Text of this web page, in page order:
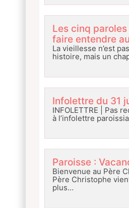
Les cinq
faire entendre
La vieillesse n’est
histoire, mais un
Infolettre du 31
INFOLETTRE | Pas
à l’infolettre
Paroisse :
Bienvenue au Père
Père Christophe
plus…